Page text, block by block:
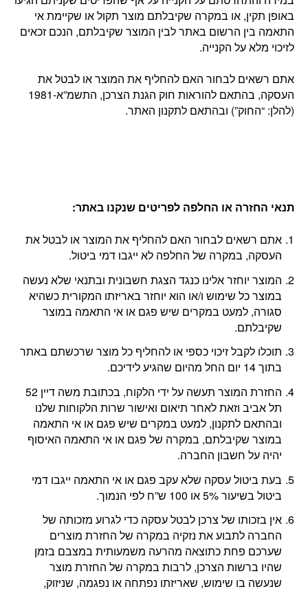
באופן תקין, או במקרה שקיבלתם מוצר תקול או שקיימת אי
התאמה בין הרשום באתר לבין המוצר שקיבלתם, הנכם זכאים
לזיכוי מלא על הקנייה.
אתם רשאים לבחור האם להחליף את המוצר או לבטל את
העסקה, בהתאם להוראות חוק הגנת הצרכן, התשמ”א-1981
(להלן: “החוק”) ובהתאם לתקנון האתר.
תנאי החזרה או החלפה לפריטים שנקנו באתר:
אתם רשאים לבחור האם להחליף את המוצר או לבטל את
העסקה, במקרה של החלפה לא ייגבו דמי ביטול.
המוצר יוחזר אלינו כנגד הצגת חשבונית ובתנאי שלא נעשה
במוצר כל שימוש ו/או הוא יוחזר באריזתו המקורית כשהיא
סגורה, למעט במקרים שיש פגם או אי התאמה במוצר
שקיבלתם.
תוכלו לקבל זיכוי כספי או להחליף כל מוצר שרכשתם באתר
בתוך 14 יום החל מהיום שהגיע לידיכם.
החזרת המוצר תעשה על ידי הלקוח, בכתובת משה דיין 52
תל אביב וזאת לאחר תיאום ואישור שרות הלקוחות שלנו
ובהתאם לתקנון, למעט במקרים שיש פגם או אי התאמה
במוצר שקיבלתם, במקרה של פגם או אי התאמה האיסוף
יהיה על חשבון החברה.
בעת ביטול עסקה שלא עקב פגם או אי התאמה ייגבו דמי
ביטול בשיעור 5% או 100 ש”ח לפי הנמוך.
אין בזכותו של צרכן לבטל עסקה כדי לגרוע מזכותה של
החברה לתבוע את נזקיה במקרה של החזרת מוצרים
שערכם פחת כתוצאה מהרעה משמעותית במצבם בזמן
שהיו ברשות הצרכן, לרבות במקרה של החזרת מוצר
שנעשה בו שימוש, שאריזתו נפתחה או נפגמה, שניזוק,